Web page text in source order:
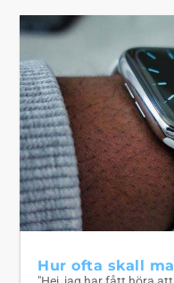
Hur ofta skall